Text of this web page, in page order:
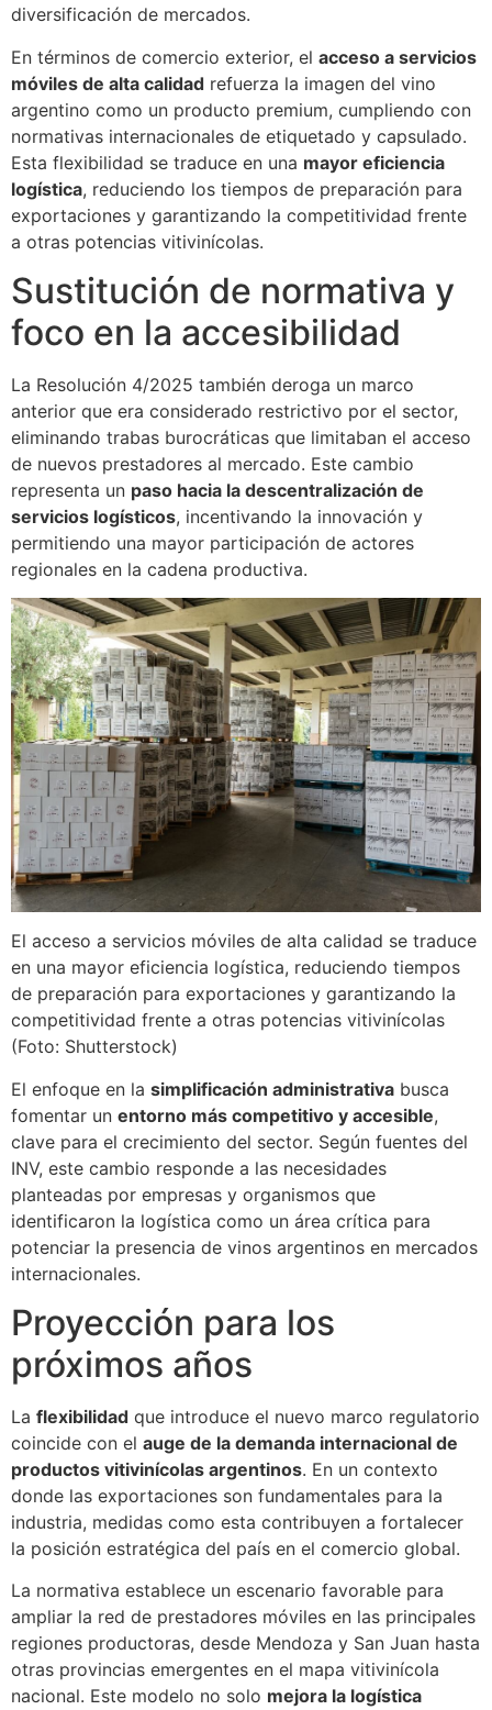
diversificación de mercados.
En términos de comercio exterior, el acceso a servicios
móviles de alta calidad refuerza la imagen del vino
argentino como un producto premium, cumpliendo con
normativas internacionales de etiquetado y capsulado.
Esta flexibilidad se traduce en una mayor eficiencia
logística, reduciendo los tiempos de preparación para
exportaciones y garantizando la competitividad frente
a otras potencias vitivinícolas.
Sustitución de normativa y
foco en la accesibilidad
La Resolución 4/2025 también deroga un marco
anterior que era considerado restrictivo por el sector,
eliminando trabas burocráticas que limitaban el acceso
de nuevos prestadores al mercado. Este cambio
representa un paso hacia la descentralización de
servicios logísticos, incentivando la innovación y
permitiendo una mayor participación de actores
regionales en la cadena productiva.
El acceso a servicios móviles de alta calidad se traduce
en una mayor eficiencia logística, reduciendo tiempos
de preparación para exportaciones y garantizando la
competitividad frente a otras potencias vitivinícolas
(Foto: Shutterstock)
El enfoque en la simplificación administrativa busca
fomentar un entorno más competitivo y accesible,
clave para el crecimiento del sector. Según fuentes del
INV, este cambio responde a las necesidades
planteadas por empresas y organismos que
identificaron la logística como un área crítica para
potenciar la presencia de vinos argentinos en mercados
internacionales.
Proyección para los
próximos años
La flexibilidad que introduce el nuevo marco regulatorio
coincide con el auge de la demanda internacional de
productos vitivinícolas argentinos. En un contexto
donde las exportaciones son fundamentales para la
industria, medidas como esta contribuyen a fortalecer
la posición estratégica del país en el comercio global.
La normativa establece un escenario favorable para
ampliar la red de prestadores móviles en las principales
regiones productoras, desde Mendoza y San Juan hasta
otras provincias emergentes en el mapa vitivinícola
nacional. Este modelo no solo mejora la logística